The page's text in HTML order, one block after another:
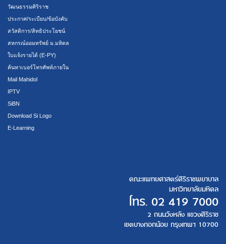
วัฒนธรรมศิริราช
ประกาศ/ระเบียบ/ข้อบังคับ
สวัสดิการ/สิทธิประโยชน์
สหกรณ์ออมทรัพย์ ม.มหิดล
ใบแจ้งรายได้ (E-PY)
ค้นหาเบอร์โทรศัพท์ภายใน
Mail Mahidol
IPTV
SiBN
Download Si Logo
E-Learning
คณะแพทยศาสตร์ศิริราชพยาบาล
มหาวิทยาลัยมหิดล
โทร. 02 419 7000
2 ถนนวังหลัง แขวงศิริราช
เขตบางกอกน้อย กรุงเทพฯ 10700